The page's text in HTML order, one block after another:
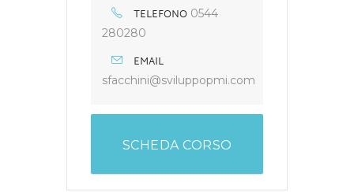
TELEFONO 0544
280280
EMAIL
sfacchini@sviluppopmi.com
SCHEDA CORSO